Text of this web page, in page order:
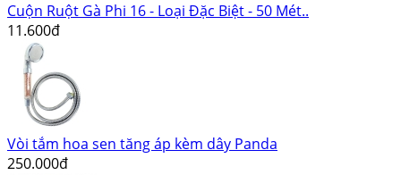
Cuộn Ruột Gà Phi 16 - Loại Đặc Biệt - 50 Mét..
11.600đ
Vòi tắm hoa sen tăng áp kèm dây Panda
250.000đ